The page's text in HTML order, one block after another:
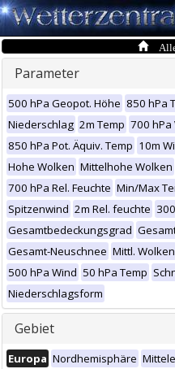
Alle
Parameter
500 hPa Geopot. Höhe 850 hPa
Niederschlag 2m Temp 700
850 hPa Pot. Äquiv. Temp 10m
Hohe Wolken Mittelhohe Wolken
700 hPa Rel. Feuchte Min/Max
Spitzenwind 2m Rel. feuchte
Gesamtbedeckungsgrad
Gesamt-Neuschnee Mittl. Wolken
500 hPa Wind 50 hPa Temp
Niederschlagsform
Gebiet
Europa Nordhemisphäre